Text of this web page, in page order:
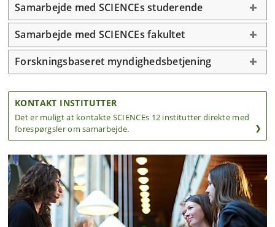
Samarbejde med SCIENCEs studerende
Samarbejde med SCIENCEs fakultet
Forskningsbaseret myndighedsbetjening
KONTAKT INSTITUTTER
Det er muligt at kontakte SCIENCEs 12 institutter direkte med
forespørgsler om samarbejde.